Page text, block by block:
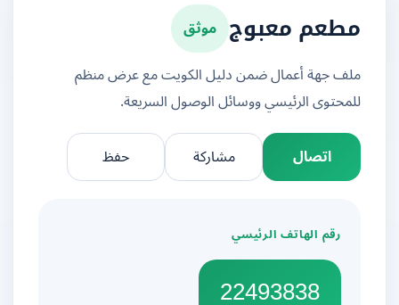
مطعم معبوج موثق
ملف جهة أعمال ضمن دليل الكويت مع عرض منظم
للمحتوى الرئيسي ووسائل الوصول السريعة.
اتصال
مشاركة
رقم الهاتف الرئيسي
22493838